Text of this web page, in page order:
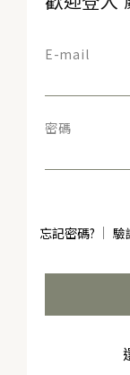
E-mail
密碼
忘記密碼? 驗